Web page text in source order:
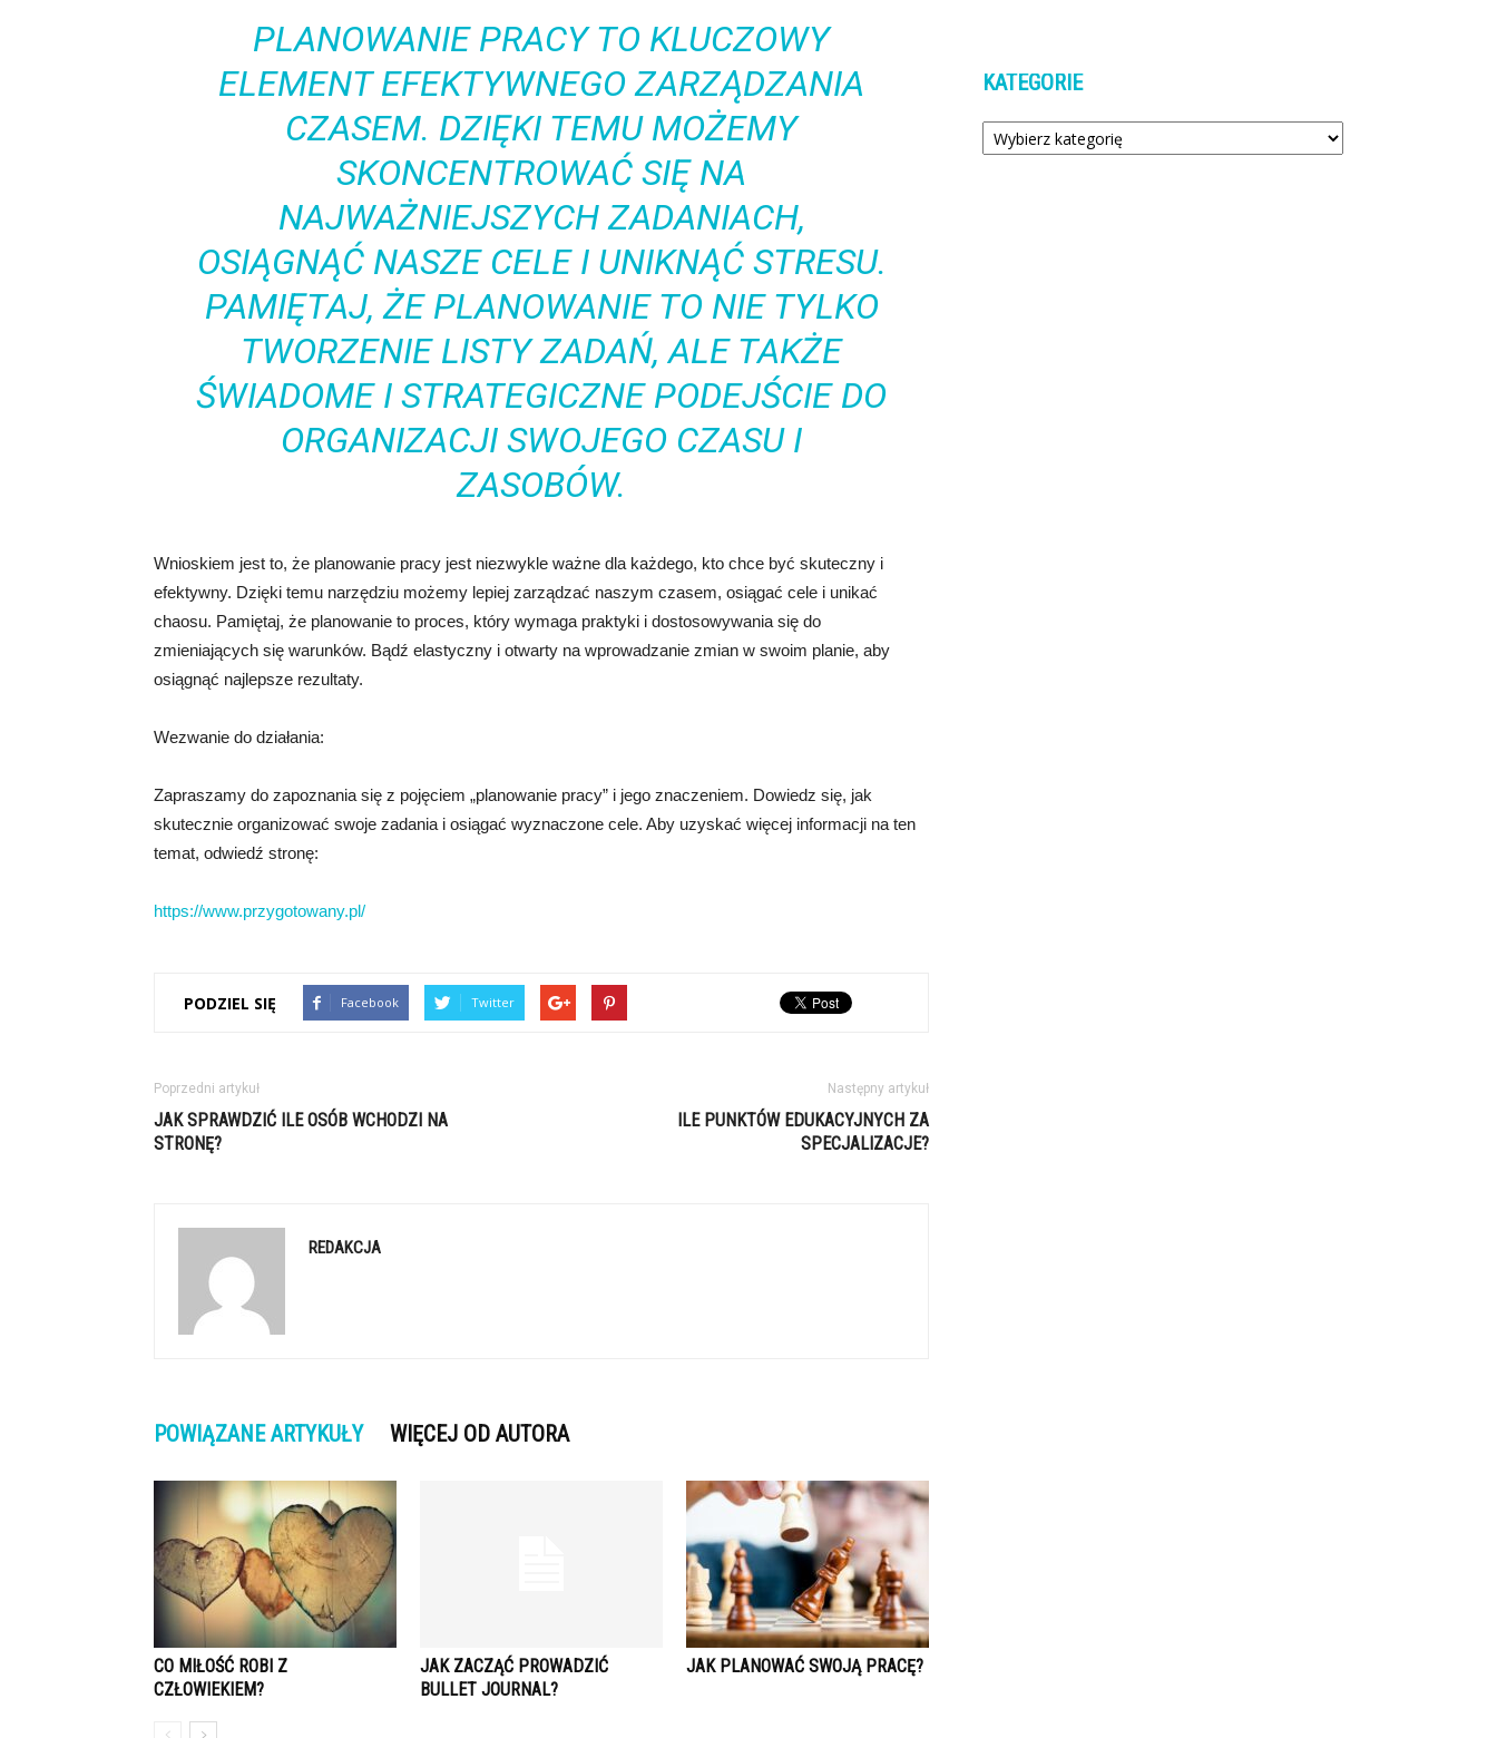
PLANOWANIE PRACY TO KLUCZOWY
ELEMENT EFEKTYWNEGO ZARZĄDZANIA
CZASEM. DZIĘKI TEMU MOŻEMY
SKONCENTROWAĆ SIĘ NA
NAJWAŻNIEJSZYCH ZADANIACH,
OSIĄGNĄĆ NASZE CELE I UNIKNĄĆ STRESU.
PAMIĘTAJ, ŻE PLANOWANIE TO NIE TYLKO
TWORZENIE LISTY ZADAŃ, ALE TAKŻE
ŚWIADOME I STRATEGICZNE PODEJŚCIE DO
ORGANIZACJI SWOJEGO CZASU I
ZASOBÓW.
Wnioskiem jest to, że planowanie pracy jest niezwykle ważne dla każdego, kto chce być skuteczny i
efektywny. Dzięki temu narzędziu możemy lepiej zarządzać naszym czasem, osiągać cele i unikać
chaosu. Pamiętaj, że planowanie to proces, który wymaga praktyki i dostosowywania się do
zmieniających się warunków. Bądź elastyczny i otwarty na wprowadzanie zmian w swoim planie, aby
osiągnąć najlepsze rezultaty.
Wezwanie do działania:
Zapraszamy do zapoznania się z pojęciem „planowanie pracy” i jego znaczeniem. Dowiedz się, jak
skutecznie organizować swoje zadania i osiągać wyznaczone cele. Aby uzyskać więcej informacji na ten
temat, odwiedź stronę:
https://www.przygotowany.pl/
PODZIEL SIĘ Facebook Twitter
Poprzedni artykuł
JAK SPRAWDZIĆ ILE OSÓB WCHODZI NA
STRONĘ?
Następny artykuł
ILE PUNKTÓW EDUKACYJNYCH ZA
SPECJALIZACJE?
REDAKCJA
POWIĄZANE ARTYKUŁY WIĘCEJ OD AUTORA
CO MIŁOŚĆ ROBI Z
CZŁOWIEKIEM?
JAK ZACZĄĆ PROWADZIĆ
BULLET JOURNAL?
JAK PLANOWAĆ SWOJĄ PRACĘ?
KATEGORIE
Kategorie